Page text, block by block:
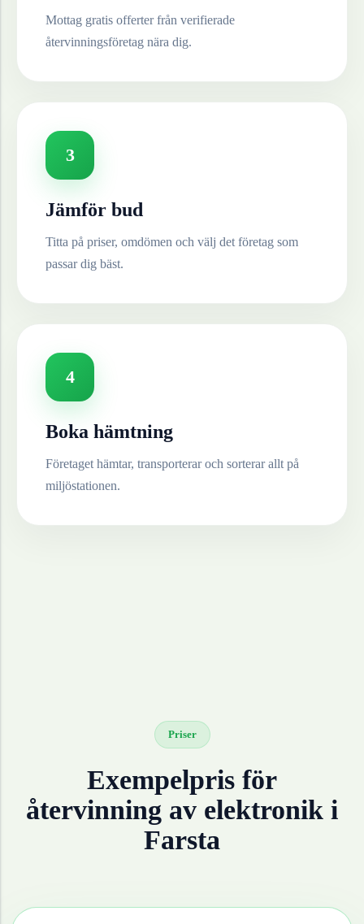
Mottag gratis offerter från verifierade
återvinningsföretag nära dig.
3
Jämför bud
Titta på priser, omdömen och välj det företag som
passar dig bäst.
4
Boka hämtning
Företaget hämtar, transporterar och sorterar allt på
miljöstationen.
Priser
Exempelpris för
återvinning av elektronik i
Farsta